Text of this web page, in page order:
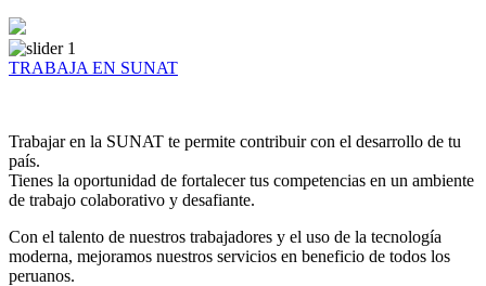
TRABAJA EN SUNAT
Trabajar en la SUNAT te permite contribuir con el desarrollo de tu
país.
Tienes la oportunidad de fortalecer tus competencias en un ambiente
de trabajo colaborativo y desafiante.
Con el talento de nuestros trabajadores y el uso de la tecnología
moderna, mejoramos nuestros servicios en beneficio de todos los
peruanos.